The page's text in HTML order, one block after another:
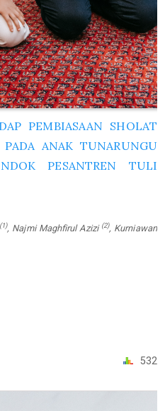
PEMBIASAAN SHOLAT
ANAK TUNARUNGU
PESANTREN TULI
(1), Najmi Maghfirul Azizi (2), Kurniawan
532